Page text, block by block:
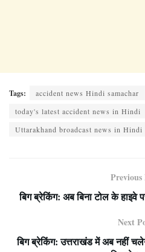
Tags: accident news Hindi samachar
today's latest accident news in Hindi
Uttarakhand broadcast news in Hindi
Previous
बिग ब्रेकिंग: अब बिना टोल के
Next
बिग ब्रेकिंग: उत्तराखंड में अब नहीं